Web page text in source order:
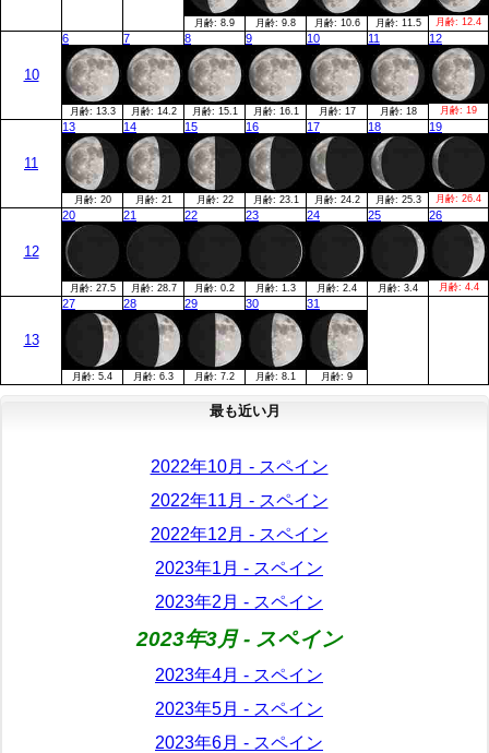
月齢: 8.9 月齢: 9.8 月齢: 10.6 月齢: 11.5 月齢: 12.4
10
6
月齢: 13.3
7
月齢: 14.2
8
月齢: 15.1
9
月齢: 16.1
10
月齢: 17
11
月齢: 18
12
月齢: 19
11
13
月齢: 20
14
月齢: 21
15
月齢: 22
16
月齢: 23.1
17
月齢: 24.2
18
月齢: 25.3
19
月齢: 26.4
12
20
月齢: 27.5
21
月齢: 28.7
22
月齢: 0.2
23
月齢: 1.3
24
月齢: 2.4
25
月齢: 3.4
26
月齢: 4.4
13
27
月齢: 5.4
28
月齢: 6.3
29
月齢: 7.2
30
月齢: 8.1
31
月齢: 9
最も近い月
2022年10月 - スペイン
2022年11月 - スペイン
2022年12月 - スペイン
2023年1月 - スペイン
2023年2月 - スペイン
2023年3月 - スペイン
2023年4月 - スペイン
2023年5月 - スペイン
2023年6月 - スペイン